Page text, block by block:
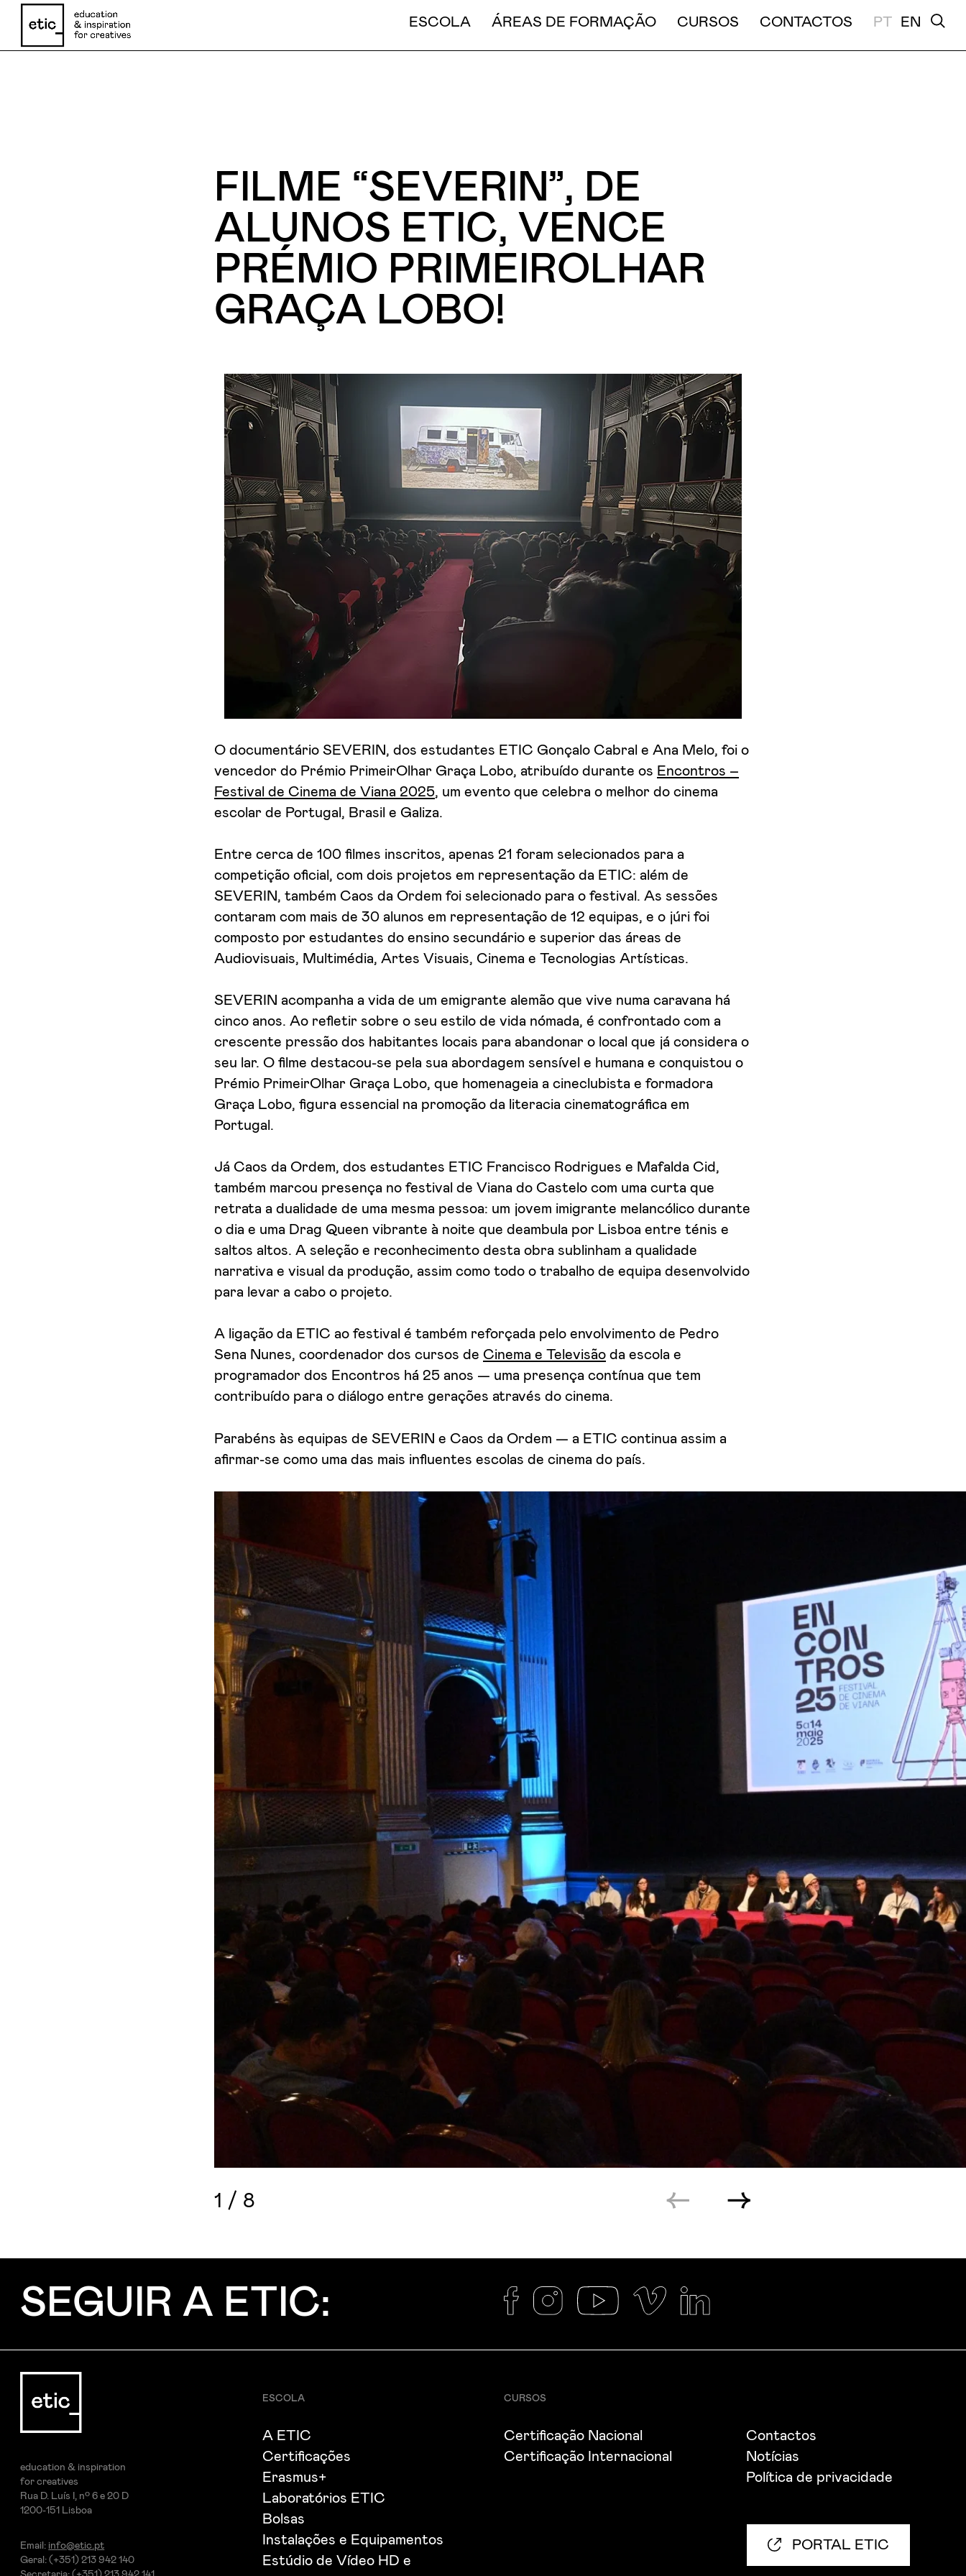
ESCOLA ÁREAS DE FORMAÇÃO CURSOS CONTACTOS PT EN
FILME “SEVERIN”, DE
ALUNOS ETIC, VENCE
PRÉMIO PRIMEIROLHAR
GRAÇA LOBO!
O documentário SEVERIN, dos estudantes ETIC Gonçalo Cabral e Ana Melo, foi o
vencedor do Prémio PrimeirOlhar Graça Lobo, atribuído durante os Encontros –
Festival de Cinema de Viana 2025, um evento que celebra o melhor do cinema
escolar de Portugal, Brasil e Galiza.
Entre cerca de 100 filmes inscritos, apenas 21 foram selecionados para a
competição oficial, com dois projetos em representação da ETIC: além de
SEVERIN, também Caos da Ordem foi selecionado para o festival. As sessões
contaram com mais de 30 alunos em representação de 12 equipas, e o júri foi
composto por estudantes do ensino secundário e superior das áreas de
Audiovisuais, Multimédia, Artes Visuais, Cinema e Tecnologias Artísticas.
SEVERIN acompanha a vida de um emigrante alemão que vive numa caravana há
cinco anos. Ao refletir sobre o seu estilo de vida nómada, é confrontado com a
crescente pressão dos habitantes locais para abandonar o local que já considera o
seu lar. O filme destacou-se pela sua abordagem sensível e humana e conquistou o
Prémio PrimeirOlhar Graça Lobo, que homenageia a cineclubista e formadora
Graça Lobo, figura essencial na promoção da literacia cinematográfica em
Portugal.
Já Caos da Ordem, dos estudantes ETIC Francisco Rodrigues e Mafalda Cid,
também marcou presença no festival de Viana do Castelo com uma curta que
retrata a dualidade de uma mesma pessoa: um jovem imigrante melancólico durante
o dia e uma Drag Queen vibrante à noite que deambula por Lisboa entre ténis e
saltos altos. A seleção e reconhecimento desta obra sublinham a qualidade
narrativa e visual da produção, assim como todo o trabalho de equipa desenvolvido
para levar a cabo o projeto.
A ligação da ETIC ao festival é também reforçada pelo envolvimento de Pedro
Sena Nunes, coordenador dos cursos de Cinema e Televisão da escola e
programador dos Encontros há 25 anos — uma presença contínua que tem
contribuído para o diálogo entre gerações através do cinema.
Parabéns às equipas de SEVERIN e Caos da Ordem — a ETIC continua assim a
afirmar-se como uma das mais influentes escolas de cinema do país.
1 / 8
SEGUIR A ETIC:
education & inspiration
for creatives
Rua D. Luís I, nº 6 e 20 D
1200-151 Lisboa
Email: info@etic.pt
Geral: (+351) 213 942 140
ESCOLA
A ETIC
Certificações
Erasmus+
Laboratórios ETIC
Bolsas
Instalações e Equipamentos
Estúdio de Vídeo HD e
CURSOS
Certificação Nacional
Certificação Internacional
Contactos
Notícias
Política de privacidade
PORTAL ETIC